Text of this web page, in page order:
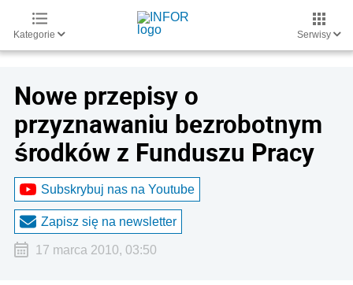
Kategorie Serwisy
Nowe przepisy o
przyznawaniu bezrobotnym
środków z Funduszu Pracy
Subskrybuj nas na Youtube
Zapisz się na newsletter
17 marca 2010, 03:50